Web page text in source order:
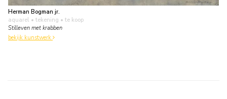
Herman Bogman jr.
aquarel • tekening • te koop
Stilleven met krabben
bekijk kunstwerk